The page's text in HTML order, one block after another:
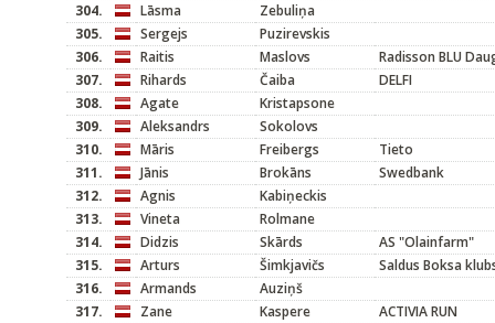
304.
Lāsma
Zebuliņa
305.
Sergejs
Puzirevskis
306.
Raitis Maslovs
Radisson BLU
307.
Rihards Čaiba
DELFI
308.
Agate
Kristapsone
309.
Aleksandrs
Sokolovs
310.
Māris Freibergs
Tieto
311.
Jānis Brokāns
Swedbank
312.
Agnis
Kabiņeckis
313.
Vineta
Rolmane
314.
Didzis Skārds
AS "Olainfarm"
315.
Arturs Šimkjavičs
Saldus Boksa
316.
Armands
Auziņš
317.
Zane Kaspere
ACTIVIA RUN